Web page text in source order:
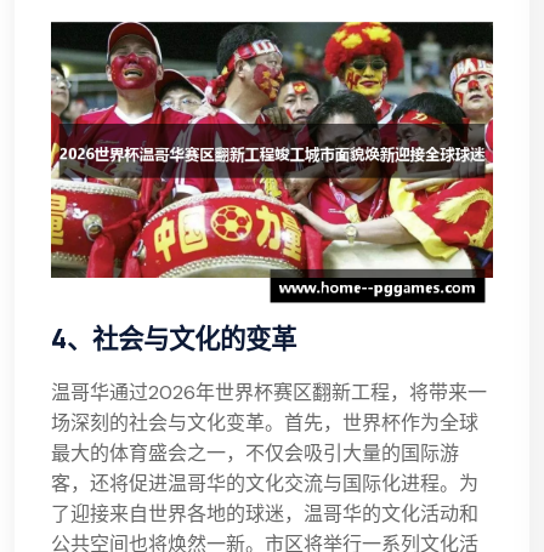
4、社会与文化的变革
温哥华通过2026年世界杯赛区翻新工程，将带来一
场深刻的社会与文化变革。首先，世界杯作为全球
最大的体育盛会之一，不仅会吸引大量的国际游
客，还将促进温哥华的文化交流与国际化进程。为
了迎接来自世界各地的球迷，温哥华的文化活动和
公共空间也将焕然一新。市区将举行一系列文化活